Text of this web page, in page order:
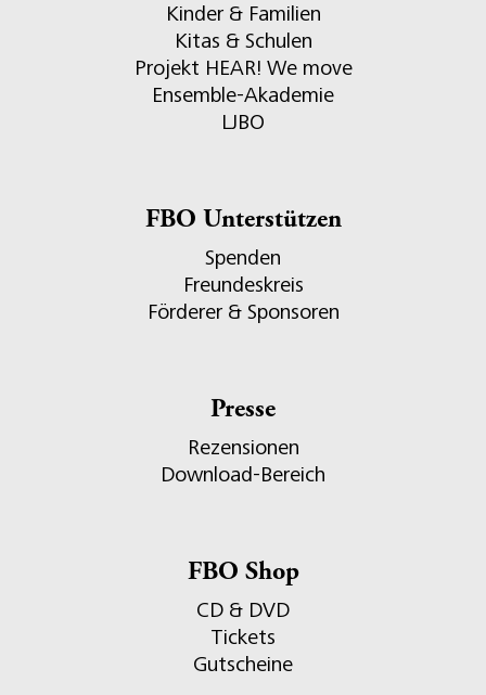
Kinder & Familien
Kitas & Schulen
Projekt HEAR! We move
Ensemble-Akademie
LJBO
FBO Unterstützen
Spenden
Freundeskreis
Förderer & Sponsoren
Presse
Rezensionen
Download-Bereich
FBO Shop
CD & DVD
Tickets
Gutscheine